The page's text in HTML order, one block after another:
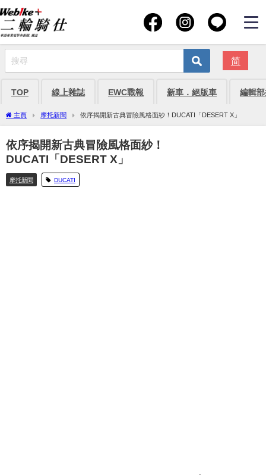
简
TOP 線上雜誌 EWC戰報 新車．絕版車 編輯
主頁 摩托新聞 依序揭開新古典冒險風格面紗！DUCATI「DESERT X」
依序揭開新古典冒險風格面紗！
DUCATI「DESERT X」
摩托新聞 DUCATI